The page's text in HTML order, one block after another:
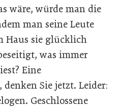
wäre, würde man die
man seine Leute
Haus sie glücklich
was immer
Eine
Sie jetzt. Leider:
Geschlossene